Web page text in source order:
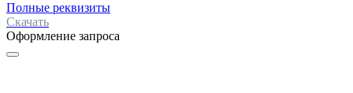
Полные реквизиты
Скачать
Оформление запроса